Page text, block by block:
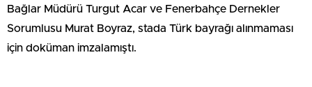
Bağlar Müdürü Turgut Acar ve Fenerbahçe Dernekler
Sorumlusu Murat Boyraz, stada Türk bayrağı alınmaması
için doküman imzalamıştı.